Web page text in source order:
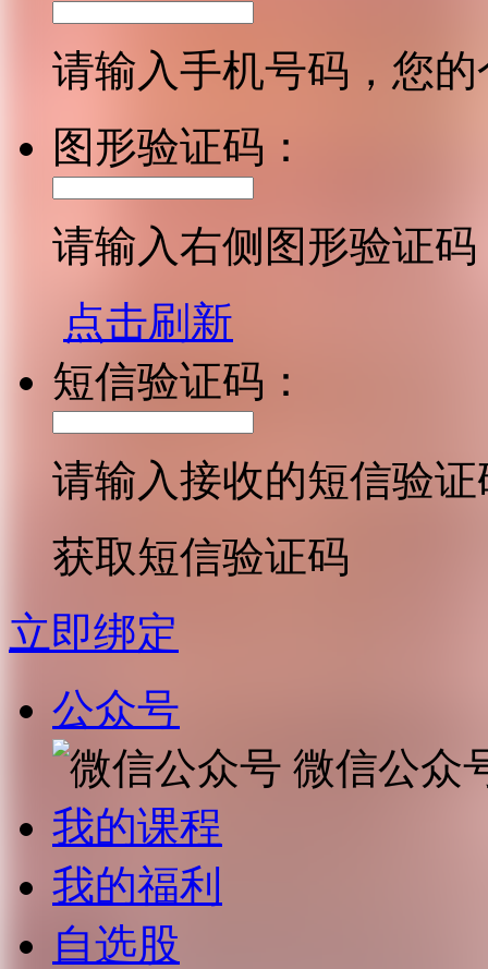
请输入手机号码，您
图形验证码：
请输入右侧图形验证码
点击刷新
短信验证码：
请输入接收的短信验证
获取短信验证码
立即绑定
公众号
微信公众
我的课程
我的福利
自选股